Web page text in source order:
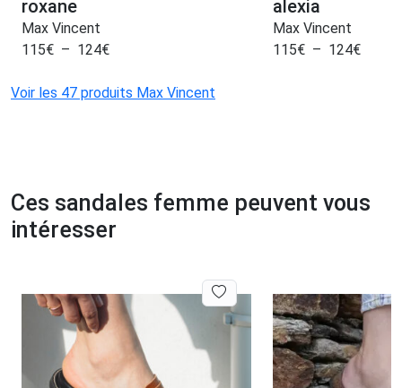
roxane
Max Vincent
115€ – 124€
alexia
Max Vincent
115€ – 124€
Voir les 47 produits Max Vincent
Ces sandales femme peuvent vous
intéresser